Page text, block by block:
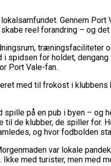
Gennem
reel forandring – og
i spidsen for holdet,
Port Vale-fan.
med til frokost i
på en pub i byen – og
de klubber, de spiller for.
og hvor fodbolden
var lokale
med turister, men med